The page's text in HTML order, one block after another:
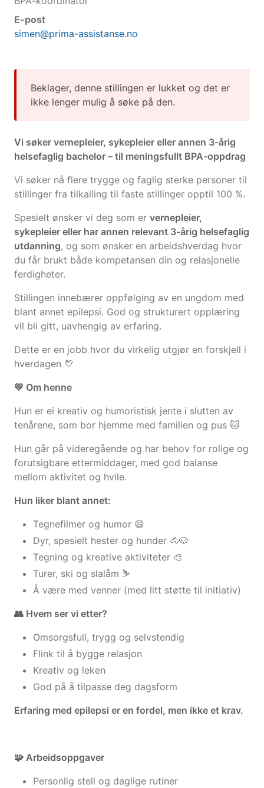
E-post
simen@prima-assistanse.no
Beklager, denne stillingen er lukket og det er
ikke lenger mulig å søke på den.
Vi søker vernepleier, sykepleier eller annen 3-årig
helsefaglig bachelor – til meningsfullt BPA-oppdrag
Vi søker nå flere trygge og faglig sterke personer til
stillinger fra tilkalling til faste stillinger opptil 100 %.
Spesielt ønsker vi deg som er vernepleier,
sykepleier eller har annen relevant 3-årig helsefaglig
utdanning, og som ønsker en arbeidshverdag hvor
du får brukt både kompetansen din og relasjonelle
ferdigheter.
Stillingen innebærer oppfølging av en ungdom med
blant annet epilepsi. God og strukturert opplæring
vil bli gitt, uavhengig av erfaring.
Dette er en jobb hvor du virkelig utgjør en forskjell i
hverdagen 💛
💛 Om henne
Hun er ei kreativ og humoristisk jente i slutten av
tenårene, som bor hjemme med familien og pus 🐱
Hun går på videregående og har behov for rolige og
forutsigbare ettermiddager, med god balanse
mellom aktivitet og hvile.
Hun liker blant annet:
Tegnefilmer og humor 😄
Dyr, spesielt hester og hunder 🐴🐶
Tegning og kreative aktiviteter 🎨
Turer, ski og slalåm ⛷️
Å være med venner (med litt støtte til initiativ)
👥 Hvem ser vi etter?
Omsorgsfull, trygg og selvstendig
Flink til å bygge relasjon
Kreativ og leken
God på å tilpasse deg dagsform
Erfaring med epilepsi er en fordel, men ikke et krav.
🧩 Arbeidsoppgaver
Personlig stell og daglige rutiner